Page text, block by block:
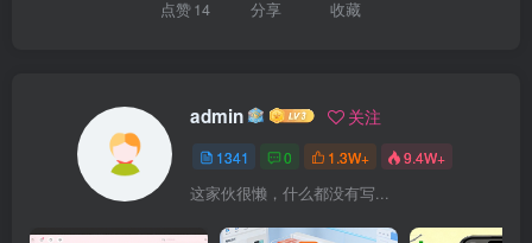
点赞14 分享 收藏
admin 关注
1341 0 1.3W+ 9.4W+
这家伙很懒，什么都没有写...